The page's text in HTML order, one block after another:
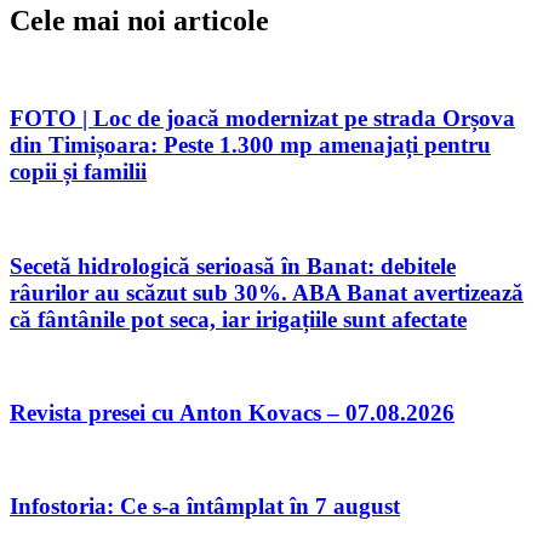
Cele mai noi articole
FOTO | Loc de joacă modernizat pe strada Orșova
din Timișoara: Peste 1.300 mp amenajați pentru
copii și familii
Secetă hidrologică serioasă în Banat: debitele
râurilor au scăzut sub 30%. ABA Banat avertizează
că fântânile pot seca, iar irigațiile sunt afectate
Revista presei cu Anton Kovacs – 07.08.2026
Infostoria: Ce s-a întâmplat în 7 august